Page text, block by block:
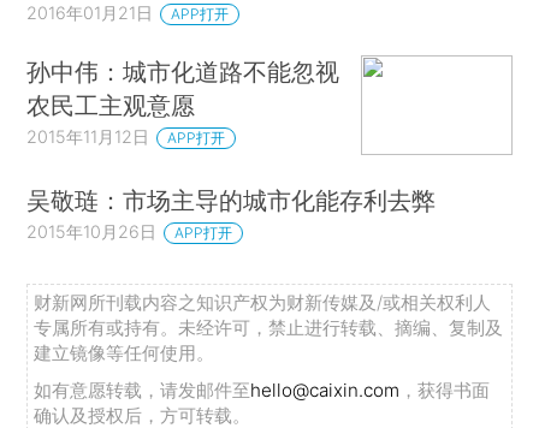
2016年01月21日 APP打开
孙中伟：城市化道路不能忽视
农民工主观意愿
2015年11月12日 APP打开
吴敬琏：市场主导的城市化能存利去弊
2015年10月26日 APP打开
财新网所刊载内容之知识产权为财新传媒及/或相关权利人
专属所有或持有。未经许可，禁止进行转载、摘编、复制及
建立镜像等任何使用。
如有意愿转载，请发邮件至hello@caixin.com ，获得书面
确认及授权后，方可转载。